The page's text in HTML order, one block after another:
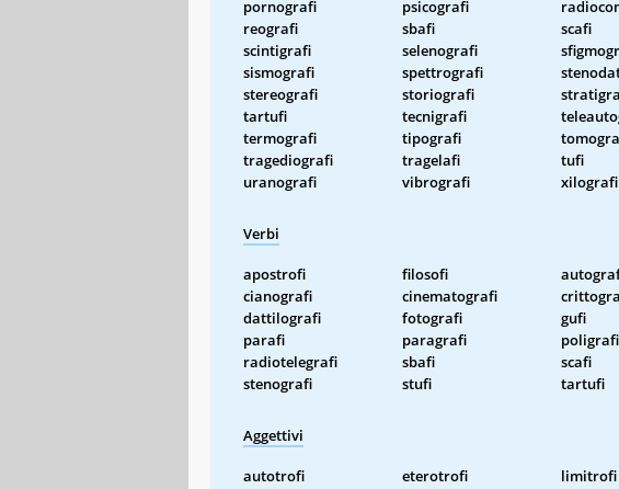
pornografi
psicografi
reografi
sbafi scafi
scintigrafi
selenografi
sismografi
spettrografi
stereografi
storiografi
tartufi
tecnigrafi
termografi
tipografi
tragediografi
tragelafi tufi
uranografi
vibrografi xilografi
Verbi
apostrofi filosofi
cianografi
cinematografi
dattilografi
fotografi gufi
parafi
paragrafi poligrafi
radiotelegrafi
sbafi scafi
stenografi
stufi tartufi
Aggettivi
autotrofi eterotrofi limitrofi